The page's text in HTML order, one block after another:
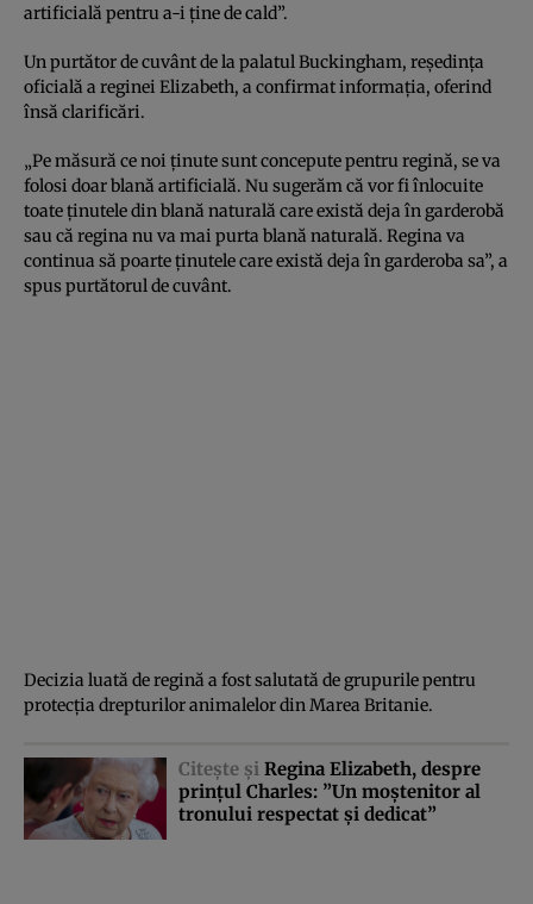
artificială pentru a-i ţine de cald”.
Un purtător de cuvânt de la palatul Buckingham, reşedinţa
oficială a reginei Elizabeth, a confirmat informaţia, oferind
însă clarificări.
„Pe măsură ce noi ţinute sunt concepute pentru regină, se va
folosi doar blană artificială. Nu sugerăm că vor fi înlocuite
toate ţinutele din blană naturală care există deja în garderobă
sau că regina nu va mai purta blană naturală. Regina va
continua să poarte ţinutele care există deja în garderoba sa”, a
spus purtătorul de cuvânt.
Decizia luată de regină a fost salutată de grupurile pentru
protecţia drepturilor animalelor din Marea Britanie.
Citeşte şi Regina Elizabeth, despre
prinţul Charles: ”Un moştenitor al
tronului respectat şi dedicat”